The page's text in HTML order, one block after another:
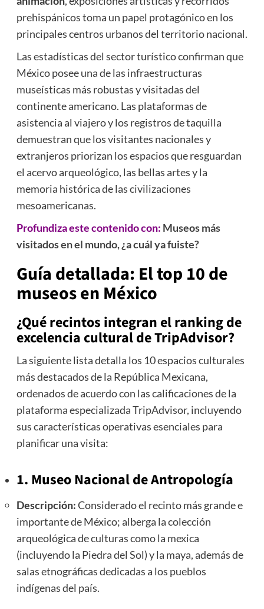
prehispánicos toma un papel protagónico en los
principales centros urbanos del territorio nacional.
Las estadísticas del sector turístico confirman que
México posee una de las infraestructuras
museísticas más robustas y visitadas del
continente americano. Las plataformas de
asistencia al viajero y los registros de taquilla
demuestran que los visitantes nacionales y
extranjeros priorizan los espacios que resguardan
el acervo arqueológico, las bellas artes y la
memoria histórica de las civilizaciones
mesoamericanas.
Profundiza este contenido con: Museos más
visitados en el mundo, ¿a cuál ya fuiste?
Guía detallada: El top 10 de
museos en México
¿Qué recintos integran el ranking de
excelencia cultural de TripAdvisor?
La siguiente lista detalla los 10 espacios culturales
más destacados de la República Mexicana,
ordenados de acuerdo con las calificaciones de la
plataforma especializada TripAdvisor, incluyendo
sus características operativas esenciales para
planificar una visita:
1. Museo Nacional de Antropología
Descripción:Considerado el recinto más grande e
importante de México; alberga la colección
arqueológica de culturas como la mexica
(incluyendo la Piedra del Sol) y la maya, además de
salas etnográficas dedicadas a los pueblos
indígenas del país.